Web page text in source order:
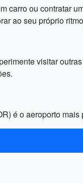
carro ou contratar
ao seu próprio
visitar
é o aeroporto